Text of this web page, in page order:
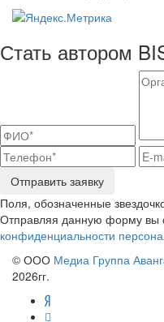
Стать автором
Отправить заявку
Поля, обозначенные
Отправляя данную форму вы
конфиденциальности
© ООО Медиа Группа
2026гг.